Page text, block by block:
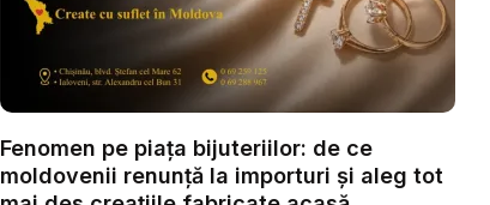
Fenomen pe piața bijuteriilor: de ce
moldovenii renunță la importuri și aleg tot